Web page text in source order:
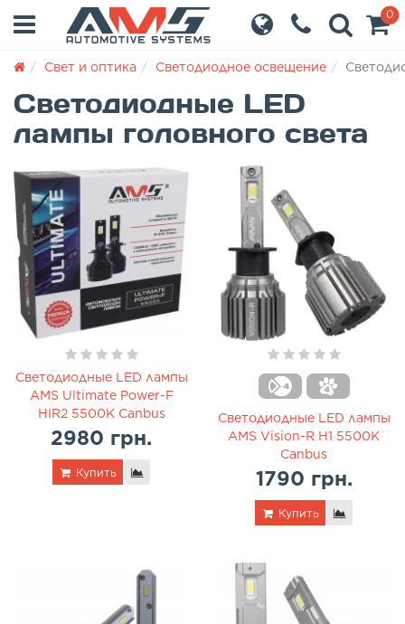
0
Свет и оптика Светодиодное освещение
Cветодиодные LED
лампы головного света
Светодиодные LED лампы
AMS Ultimate Power-F
HIR2 5500K Canbus
2980 грн.
Купить
Светодиодные LED лампы
AMS Vision-R H1 5500K
Canbus
1790 грн.
Купить